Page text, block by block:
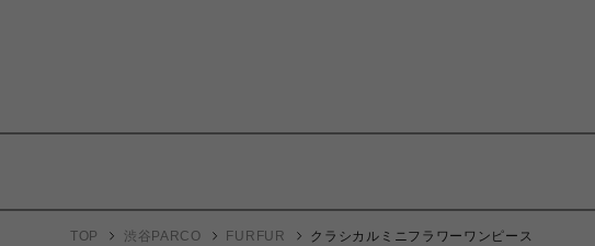
TOP 渋谷PARCO FURFUR クラシカルミニフラワーワンピース